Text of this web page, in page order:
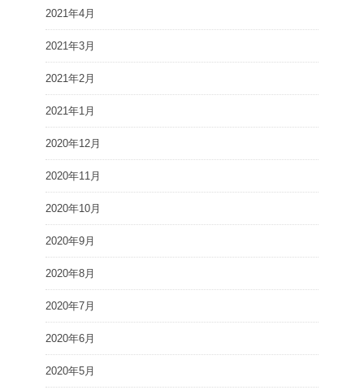
2021年4月
2021年3月
2021年2月
2021年1月
2020年12月
2020年11月
2020年10月
2020年9月
2020年8月
2020年7月
2020年6月
2020年5月